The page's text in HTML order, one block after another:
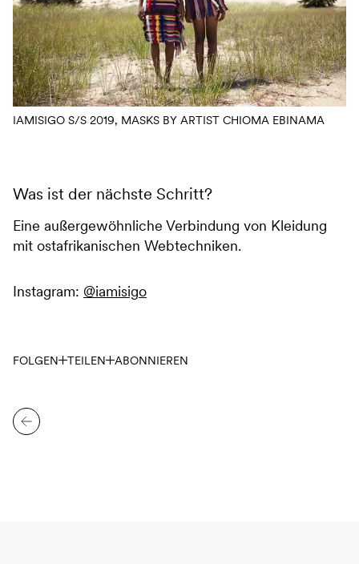
IAMISIGO S/S 2019, MASKS BY ARTIST CHIOMA EBINAMA
Was ist der nächste Schritt?
Eine außergewöhnliche Verbindung von Kleidung
mit ostafrikanischen Webtechniken.
Instagram: @iamisigo
FOLGEN TEILEN ABONNIEREN